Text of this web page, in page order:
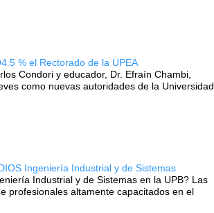
% el Rectorado de la UPEA
Condori y educador, Dr. Efraín Chambi,
como nuevas autoridades de la Universidad
Ingeniería Industrial y de Sistemas
Industrial y de Sistemas en la UPB? Las
profesionales altamente capacitados en el